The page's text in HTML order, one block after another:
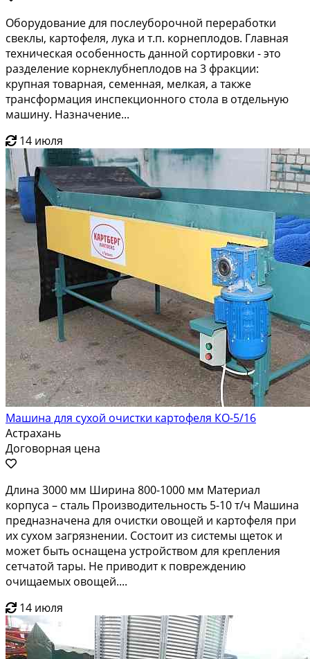
Оборудование для послеуборочной переработки
свеклы, картофеля, лука и т.п. корнеплодов. Главная
техническая особенность данной сортировки - это
разделение корнеклубнеплодов на 3 фракции:
крупная товарная, семенная, мелкая, а также
трансформация инспекционного стола в отдельную
машину. Назначение...
14 июля
Машина для сухой очистки картофеля КО-5/16
Астрахань
Договорная цена
Длина 3000 мм Ширина 800-1000 мм Материал
корпуса – сталь Производительность 5-10 т/ч Машина
предназначена для очистки овощей и картофеля при
их сухом загрязнении. Состоит из системы щеток и
может быть оснащена устройством для крепления
сетчатой тары. Не приводит к повреждению
очищаемых овощей....
14 июля